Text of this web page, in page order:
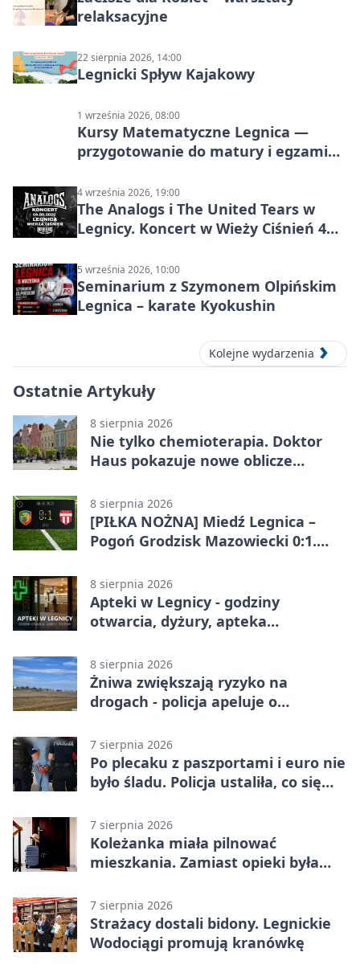
relaksacyjne
22 sierpnia 2026, 14:00
Legnicki Spływ Kajakowy
1 września 2026, 08:00
Kursy Matematyczne Legnica —
przygotowanie do matury i egzaminu
4 września 2026, 19:00
The Analogs i The United Tears w
Legnicy. Koncert w Wieży Ciśnień 4
5 września 2026, 10:00
Seminarium z Szymonem Olpińskim
Legnica – karate Kyokushin
Kolejne wydarzenia
Ostatnie Artykuły
8 sierpnia 2026
Nie tylko chemioterapia. Doktor
Haus pokazuje nowe oblicze
8 sierpnia 2026
[PIŁKA NOŻNA] Miedź Legnica –
Pogoń Grodzisk Mazowiecki 0:1.
meczu w Legnicy
8 sierpnia 2026
Apteki w Legnicy - godziny
otwarcia, dyżury, apteka
8 sierpnia 2026
Żniwa zwiększają ryzyko na
drogach - policja apeluje o
7 sierpnia 2026
Po plecaku z paszportami i euro nie
było śladu. Policja ustaliła, co się
7 sierpnia 2026
Koleżanka miała pilnować
mieszkania. Zamiast opieki była
7 sierpnia 2026
Strażacy dostali bidony. Legnickie
Wodociągi promują kranówkę